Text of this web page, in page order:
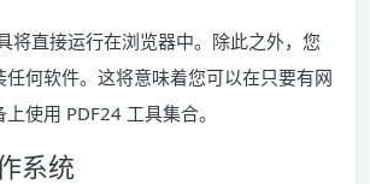
将直接运行在浏览器中。除此之外，您
何软件。这将意味着您可以在只要有网
使用 PDF24 工具集合。
系统